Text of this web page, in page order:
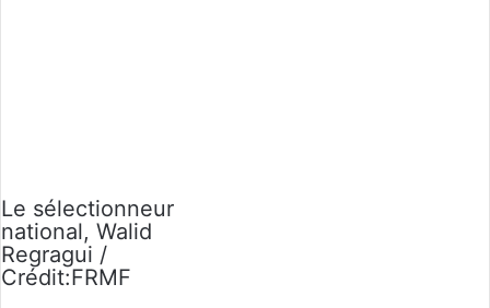
Le sélectionneur
national, Walid
Regragui /
Crédit:FRMF